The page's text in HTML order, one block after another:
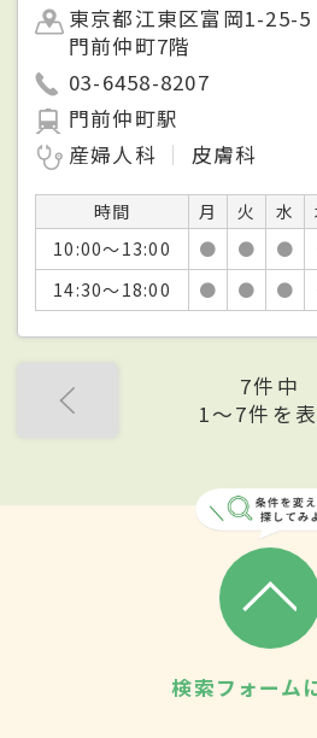
東京都江東区富岡1-25-
門前仲町7階
03-6458-8207
門前仲町駅
産婦人科
皮膚科
時間 月 火 水
10:00～13:00
● ● ●
14:30～18:00
● ● ●
7件中
1〜7件を
検索フォーム